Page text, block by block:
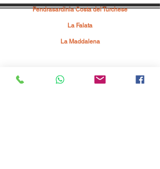
Pendrasardinia Costa del Turchese
La Falata
La Maddalena